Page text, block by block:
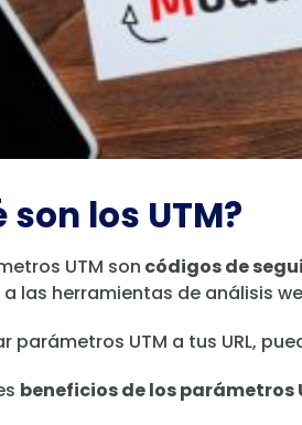
son los UTM?
UTM son códigos de
las herramientas de análisis
parámetros UTM a tus URL,
beneficios de los parámetros